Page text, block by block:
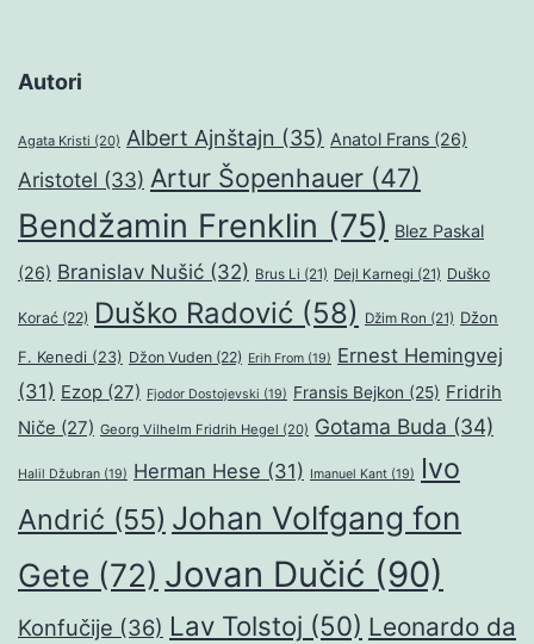
Autori
Agata Kristi (20) Albert Ajnštajn (35) Anatol Frans (26)
Aristotel (33) Artur Šopenhauer (47)
Bendžamin Frenklin (75) Blez Paskal
(26) Branislav Nušić (32) Brus Li (21) Dejl Karnegi (21) Duško
Korać (22) Duško Radović (58) Džim Ron (21) Džon
F. Kenedi (23) Džon Vuden (22) Erih From (19) Ernest Hemingvej
(31) Ezop (27) Fjodor Dostojevski (19) Fransis Bejkon (25) Fridrih
Niče (27) Georg Vilhelm Fridrih Hegel (20) Gotama Buda (34)
Halil Džubran (19) Herman Hese (31) Imanuel Kant (19)
Ivo
Andrić (55) Johan Volfgang fon
Gete (72) Jovan Dučić (90)
Konfučije (36) Lav Tolstoj (50) Leonardo da